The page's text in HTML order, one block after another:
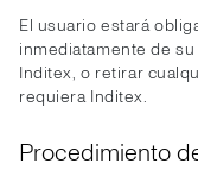
El usuario estará
inmediatamente de
Inditex, o retirar
requiera Inditex.
Procedimiento